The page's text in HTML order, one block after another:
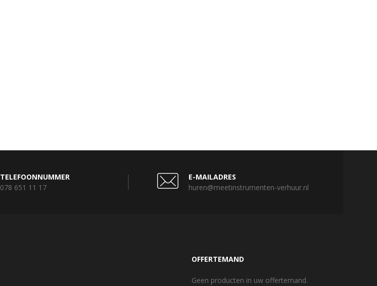
TELEFOONNUMMER
078 651 11 17
E-MAILADRES
huren@meetinstrumenten-verhuur.nl
OFFERTEMAND
Geen producten in uw offertemand.